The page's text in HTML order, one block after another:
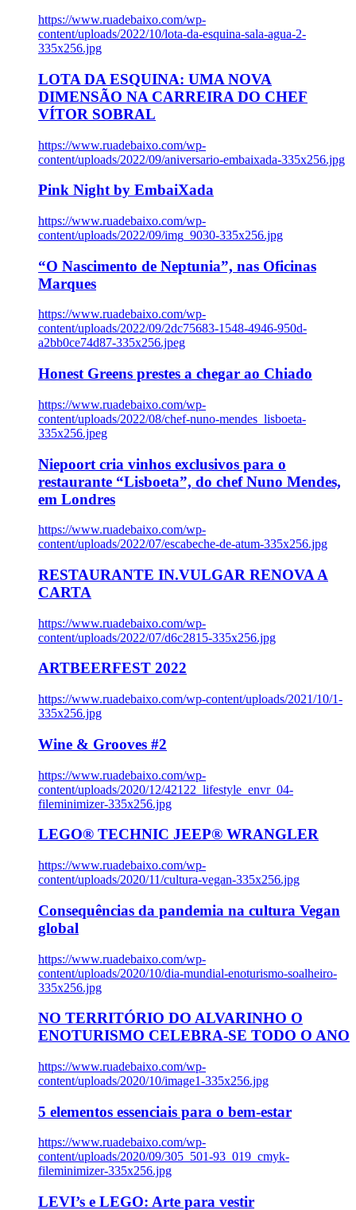
https://www.ruadebaixo.com/wp-
content/uploads/2022/10/lota-da-esquina-sala-agua-2-
335x256.jpg
LOTA DA ESQUINA: UMA NOVA
DIMENSÃO NA CARREIRA DO CHEF
VÍTOR SOBRAL
https://www.ruadebaixo.com/wp-
content/uploads/2022/09/aniversario-embaixada-335x256.jpg
Pink Night by EmbaiXada
https://www.ruadebaixo.com/wp-
content/uploads/2022/09/img_9030-335x256.jpg
“O Nascimento de Neptunia”, nas Oficinas
Marques
https://www.ruadebaixo.com/wp-
content/uploads/2022/09/2dc75683-1548-4946-950d-
a2bb0ce74d87-335x256.jpeg
Honest Greens prestes a chegar ao Chiado
https://www.ruadebaixo.com/wp-
content/uploads/2022/08/chef-nuno-mendes_lisboeta-
335x256.jpeg
Niepoort cria vinhos exclusivos para o
restaurante “Lisboeta”, do chef Nuno Mendes,
em Londres
https://www.ruadebaixo.com/wp-
content/uploads/2022/07/escabeche-de-atum-335x256.jpg
RESTAURANTE IN.VULGAR RENOVA A
CARTA
https://www.ruadebaixo.com/wp-
content/uploads/2022/07/d6c2815-335x256.jpg
ARTBEERFEST 2022
https://www.ruadebaixo.com/wp-content/uploads/2021/10/1-
335x256.jpg
Wine & Grooves #2
https://www.ruadebaixo.com/wp-
content/uploads/2020/12/42122_lifestyle_envr_04-
fileminimizer-335x256.jpg
LEGO® TECHNIC JEEP® WRANGLER
https://www.ruadebaixo.com/wp-
content/uploads/2020/11/cultura-vegan-335x256.jpg
Consequências da pandemia na cultura Vegan
global
https://www.ruadebaixo.com/wp-
content/uploads/2020/10/dia-mundial-enoturismo-soalheiro-
335x256.jpg
NO TERRITÓRIO DO ALVARINHO O
ENOTURISMO CELEBRA-SE TODO O ANO
https://www.ruadebaixo.com/wp-
content/uploads/2020/10/image1-335x256.jpg
5 elementos essenciais para o bem-estar
https://www.ruadebaixo.com/wp-
content/uploads/2020/09/305_501-93_019_cmyk-
fileminimizer-335x256.jpg
LEVI’s e LEGO: Arte para vestir